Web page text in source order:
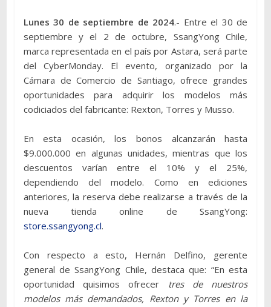
Lunes 30 de septiembre de 2024.- Entre el 30 de
septiembre y el 2 de octubre, SsangYong Chile,
marca representada en el país por Astara, será parte
del CyberMonday. El evento, organizado por la
Cámara de Comercio de Santiago, ofrece grandes
oportunidades para adquirir los modelos más
codiciados del fabricante: Rexton, Torres y Musso.
En esta ocasión, los bonos alcanzarán hasta
$9.000.000 en algunas unidades, mientras que los
descuentos varían entre el 10% y el 25%,
dependiendo del modelo. Como en ediciones
anteriores, la reserva debe realizarse a través de la
nueva tienda online de SsangYong:
store.ssangyong.cl.
Con respecto a esto, Hernán Delfino, gerente
general de SsangYong Chile, destaca que: “En esta
oportunidad quisimos ofrecer tres de nuestros
modelos más demandados, Rexton y Torres en la